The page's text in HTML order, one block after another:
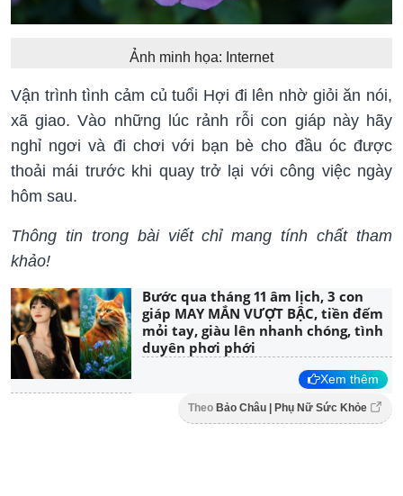
Ảnh minh họa: Internet
Vận trình tình cảm củ tuổi Hợi đi lên nhờ giỏi ăn nói,
xã giao. Vào những lúc rảnh rỗi con giáp này hãy
nghỉ ngơi và đi chơi với bạn bè cho đầu óc được
thoải mái trước khi quay trở lại với công việc ngày
hôm sau.
Thông tin trong bài viết chỉ mang tính chất tham
khảo!
Bước qua tháng 11 âm lịch, 3 con
giáp MAY MẮN VƯỢT BẬC, tiền đếm
mỏi tay, giàu lên nhanh chóng, tình
duyên phơi phới
Xem thêm
Theo Bảo Châu | Phụ Nữ Sức Khỏe